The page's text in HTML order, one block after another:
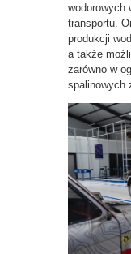
wodorowych
transportu.
produkcji
a także
zarówno w
spalinowych